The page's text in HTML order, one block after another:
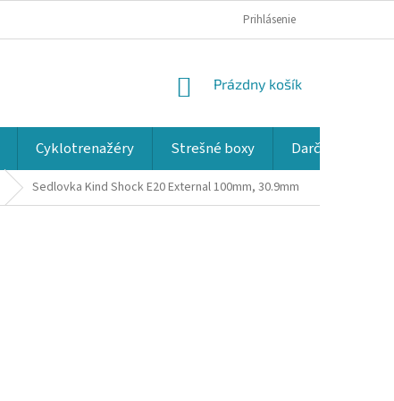
Prihlásenie
NÁKUPNÝ
Prázdny košík
Cyklotrenažéry Strešné boxy Darčekové
Sedlovka Kind Shock E20 External 100mm, 30.9mm